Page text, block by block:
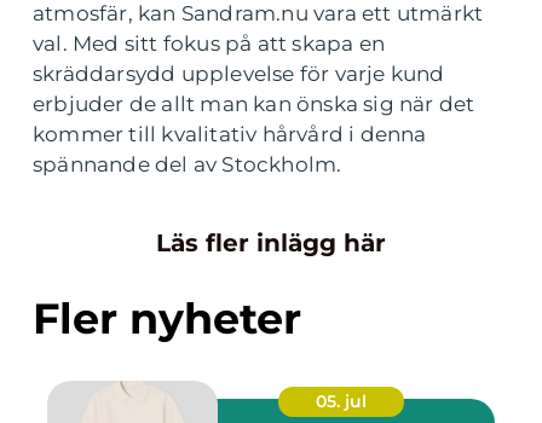
atmosfär, kan Sandram.nu vara ett utmärkt
val. Med sitt fokus på att skapa en
skräddarsydd upplevelse för varje kund
erbjuder de allt man kan önska sig när det
kommer till kvalitativ hårvård i denna
spännande del av Stockholm.
Läs fler inlägg här
Fler nyheter
05. jul